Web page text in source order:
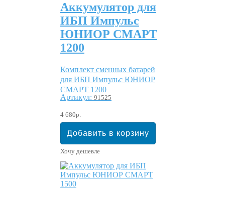
Аккумулятор для
ИБП Импульс
ЮНИОР СМАРТ
1200
Комплект сменных батарей
для ИБП Импульс ЮНИОР
СМАРТ 1200
Артикул: 91525
4 680р.
Хочу дешевле